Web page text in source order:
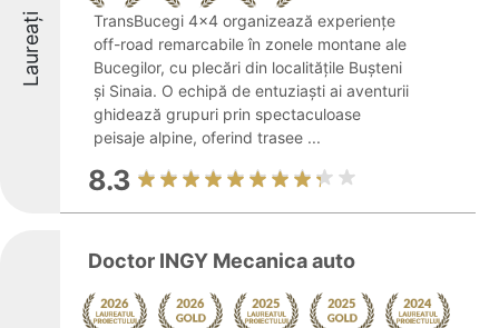
Laureați
TransBucegi 4x4 organizează experiențe
off-road remarcabile în zonele montane ale
Bucegilor, cu plecări din localitățile Bușteni
și Sinaia. O echipă de entuziaști ai aventurii
ghidează grupuri prin spectaculoase
peisaje alpine, oferind trasee ...
8.3
Doctor INGY Mecanica auto